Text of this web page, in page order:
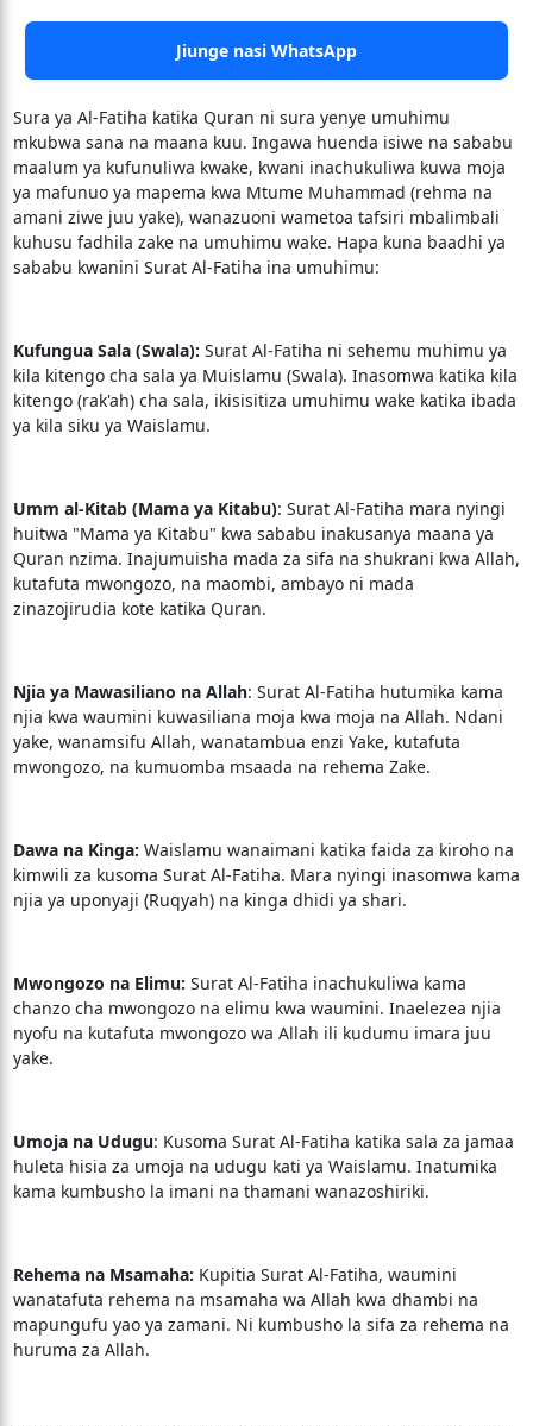
Jiunge nasi WhatsApp
Sura ya Al-Fatiha katika Quran ni sura yenye umuhimu
mkubwa sana na maana kuu. Ingawa huenda isiwe na sababu
maalum ya kufunuliwa kwake, kwani inachukuliwa kuwa moja
ya mafunuo ya mapema kwa Mtume Muhammad (rehma na
amani ziwe juu yake), wanazuoni wametoa tafsiri mbalimbali
kuhusu fadhila zake na umuhimu wake. Hapa kuna baadhi ya
sababu kwanini Surat Al-Fatiha ina umuhimu:
Kufungua Sala (Swala): Surat Al-Fatiha ni sehemu muhimu ya
kila kitengo cha sala ya Muislamu (Swala). Inasomwa katika kila
kitengo (rak'ah) cha sala, ikisisitiza umuhimu wake katika ibada
ya kila siku ya Waislamu.
Umm al-Kitab (Mama ya Kitabu): Surat Al-Fatiha mara nyingi
huitwa "Mama ya Kitabu" kwa sababu inakusanya maana ya
Quran nzima. Inajumuisha mada za sifa na shukrani kwa Allah,
kutafuta mwongozo, na maombi, ambayo ni mada
zinazojirudia kote katika Quran.
Njia ya Mawasiliano na Allah: Surat Al-Fatiha hutumika kama
njia kwa waumini kuwasiliana moja kwa moja na Allah. Ndani
yake, wanamsifu Allah, wanatambua enzi Yake, kutafuta
mwongozo, na kumuomba msaada na rehema Zake.
Dawa na Kinga: Waislamu wanaimani katika faida za kiroho na
kimwili za kusoma Surat Al-Fatiha. Mara nyingi inasomwa kama
njia ya uponyaji (Ruqyah) na kinga dhidi ya shari.
Mwongozo na Elimu: Surat Al-Fatiha inachukuliwa kama
chanzo cha mwongozo na elimu kwa waumini. Inaelezea njia
nyofu na kutafuta mwongozo wa Allah ili kudumu imara juu
yake.
Umoja na Udugu: Kusoma Surat Al-Fatiha katika sala za jamaa
huleta hisia za umoja na udugu kati ya Waislamu. Inatumika
kama kumbusho la imani na thamani wanazoshiriki.
Rehema na Msamaha: Kupitia Surat Al-Fatiha, waumini
wanatafuta rehema na msamaha wa Allah kwa dhambi na
mapungufu yao ya zamani. Ni kumbusho la sifa za rehema na
huruma za Allah.